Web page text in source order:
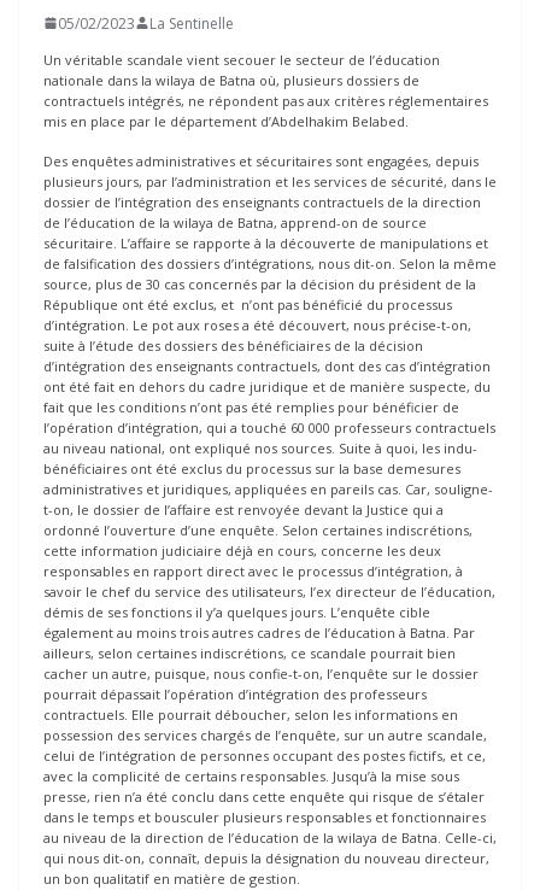
05/02/2023 La Sentinelle
Un véritable scandale vient secouer le secteur de l’éducation
nationale dans la wilaya de Batna où, plusieurs dossiers de
contractuels intégrés, ne répondent pas aux critères réglementaires
mis en place par le département d’Abdelhakim Belabed.
Des enquêtes administratives et sécuritaires sont engagées, depuis
plusieurs jours, par l’administration et les services de sécurité, dans le
dossier de l’intégration des enseignants contractuels de la direction
de l’éducation de la wilaya de Batna, apprend-on de source
sécuritaire. L’affaire se rapporte à la découverte de manipulations et
de falsification des dossiers d’intégrations, nous dit-on. Selon la même
source, plus de 30 cas concernés par la décision du président de la
République ont été exclus, et n’ont pas bénéficié du processus
d’intégration. Le pot aux roses a été découvert, nous précise-t-on,
suite à l’étude des dossiers des bénéficiaires de la décision
d’intégration des enseignants contractuels, dont des cas d’intégration
ont été fait en dehors du cadre juridique et de manière suspecte, du
fait que les conditions n’ont pas été remplies pour bénéficier de
l’opération d’intégration, qui a touché 60 000 professeurs contractuels
au niveau national, ont expliqué nos sources. Suite à quoi, les indu-
bénéficiaires ont été exclus du processus sur la base demesures
administratives et juridiques, appliquées en pareils cas. Car, souligne-
t-on, le dossier de l’affaire est renvoyée devant la Justice qui a
ordonné l’ouverture d’une enquête. Selon certaines indiscrétions,
cette information judiciaire déjà en cours, concerne les deux
responsables en rapport direct avec le processus d’intégration, à
savoir le chef du service des utilisateurs, l’ex directeur de l’éducation,
démis de ses fonctions il y’a quelques jours. L’enquête cible
également au moins trois autres cadres de l’éducation à Batna. Par
ailleurs, selon certaines indiscrétions, ce scandale pourrait bien
cacher un autre, puisque, nous confie-t-on, l’enquête sur le dossier
pourrait dépassait l’opération d’intégration des professeurs
contractuels. Elle pourrait déboucher, selon les informations en
possession des services chargés de l’enquête, sur un autre scandale,
celui de l’intégration de personnes occupant des postes fictifs, et ce,
avec la complicité de certains responsables. Jusqu’à la mise sous
presse, rien n’a été conclu dans cette enquête qui risque de s’étaler
dans le temps et bousculer plusieurs responsables et fonctionnaires
au niveau de la direction de l’éducation de la wilaya de Batna. Celle-ci,
qui nous dit-on, connaît, depuis la désignation du nouveau directeur,
un bon qualitatif en matière de gestion.